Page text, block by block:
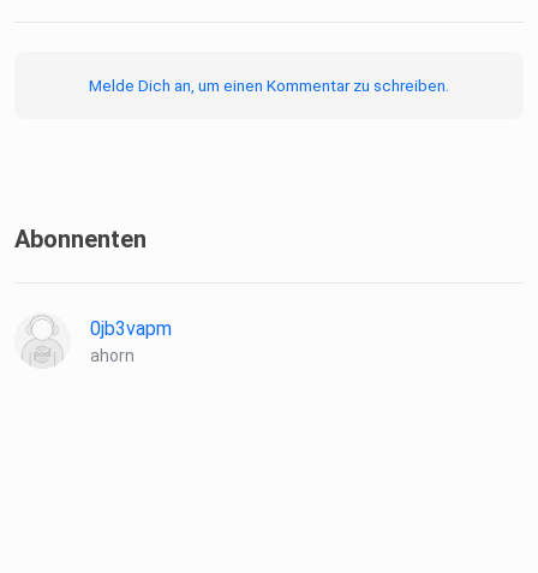
Melde Dich an, um einen Kommentar zu schreiben.
Abonnenten
0jb3vapm
ahorn